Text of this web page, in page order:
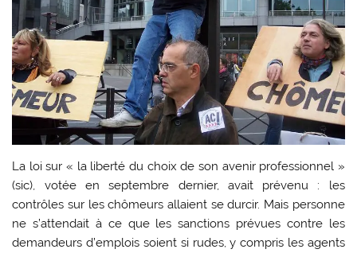
La loi sur « la liberté du choix de son avenir professionnel »
(sic), votée en septembre dernier, avait prévenu : les
contrôles sur les chômeurs allaient se durcir. Mais personne
ne s’attendait à ce que les sanctions prévues contre les
demandeurs d’emplois soient si rudes, y compris les agents